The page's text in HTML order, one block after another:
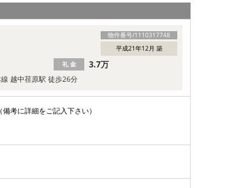
物件番号/1110317748
平成21年12月 築
越中荏原駅 徒歩26分
礼 金 3.7万
備考に詳細をご記入下さい）